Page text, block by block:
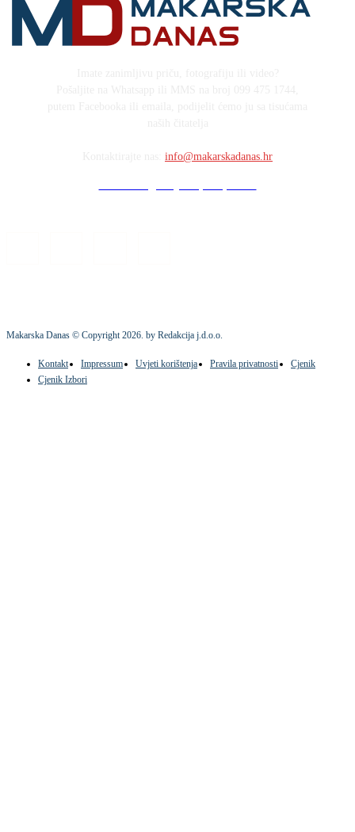
info@makarskadanas.hr
Makarska Danas © Copyright2026. by Redakcija j.d.o.o.
Kontakt Impressum Uvjeti korištenja Pravila privatnosti
Cjenik
Cjenik Izbori